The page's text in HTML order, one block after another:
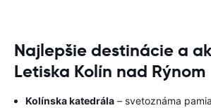
Najlepšie destinácie a
Letiska Kolín nad Rýnom
Kolínska katedrála – svetoznáma